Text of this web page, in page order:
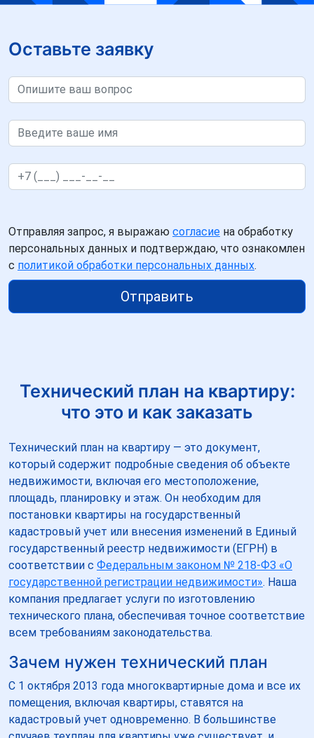
Оставьте заявку
Отправляя запрос, я выражаю согласие на обработку
персональных данных и подтверждаю, что ознакомлен
с политикой обработки персональных данных.
Отправить
Технический план на квартиру:
что это и как заказать
Технический план на квартиру — это документ,
который содержит подробные сведения об объекте
недвижимости, включая его местоположение,
площадь, планировку и этаж. Он необходим для
постановки квартиры на государственный
кадастровый учет или внесения изменений в Единый
государственный реестр недвижимости (ЕГРН) в
соответствии с Федеральным законом № 218-ФЗ «О
государственной регистрации недвижимости». Наша
компания предлагает услуги по изготовлению
технического плана, обеспечивая точное соответствие
всем требованиям законодательства.
Зачем нужен технический план
С 1 октября 2013 года многоквартирные дома и все их
помещения, включая квартиры, ставятся на
кадастровый учет одновременно. В большинстве